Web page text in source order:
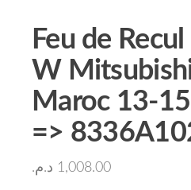
Feu de
W
Maroc 13-
=>
1,008.00 د.م.